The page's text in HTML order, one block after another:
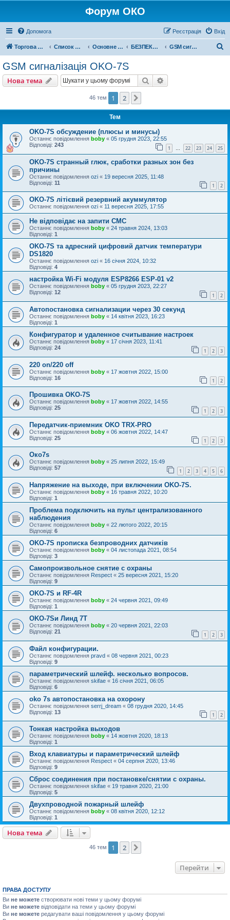
Форум ОКО
Допомога Вхід
Реєстрація
Торгова марка ОКО Список форумів Основне обладнання БЕЗПЕКА НЕРУХОМОСТІ GSM сигналізація OKO-7S
GSM сигналізація OKO-7S
Нова тема Пошук
46 тем 1 2
Тем
OKO-7S обсуждение (плюсы и минусы)
Останнє повідомлення boby « 05 грудня 2023, 22:55
Відповіді: 243 1 … 22 23 24 25
OKO-7S странный глюк, сработки разных зон без
причины
Останнє повідомлення ozi « 19 вересня 2025, 11:48
Відповіді: 11 1 2
OKO-7S літієвий резервний акуммулятор
Останнє повідомлення ozi « 11 вересня 2025, 17:55
Не відповідає на запити СМС
Останнє повідомлення boby « 24 травня 2024, 13:03
Відповіді: 1
OKO-7S та адресний цифровий датчик температури
DS1820
Останнє повідомлення ozi « 16 січня 2024, 10:32
Відповіді: 4
настройка Wi-Fi модуля ESP8266 ESP-01 v2
Останнє повідомлення boby « 05 грудня 2023, 22:27
Відповіді: 12 1 2
Автопостановка сигнализации через 30 секунд
Останнє повідомлення boby « 14 квітня 2023, 16:23
Відповіді: 1
Конфигуратор и удаленное считывание настроек
Останнє повідомлення boby « 17 січня 2023, 11:41
Відповіді: 24 1 2 3
220 on/220 off
Останнє повідомлення boby « 17 жовтня 2022, 15:00
Відповіді: 16 1 2
Прошивка OKO-7S
Останнє повідомлення boby « 17 жовтня 2022, 14:55
Відповіді: 25 1 2 3
Передатчик-приемник OKO TRX-PRO
Останнє повідомлення boby « 06 жовтня 2022, 14:47
Відповіді: 25 1 2 3
Око7s
Останнє повідомлення boby « 25 липня 2022, 15:49
Відповіді: 57 1 2 3 4 5 6
Напряжение на выходе, при включении OKO-7S.
Останнє повідомлення boby « 16 травня 2022, 10:20
Відповіді: 1
Проблема подключить на пульт централизованного
наблюдения
Останнє повідомлення boby « 22 лютого 2022, 20:15
Відповіді: 6
OKO-7S прописка безпроводних датчиків
Останнє повідомлення boby « 04 листопада 2021, 08:54
Відповіді: 3
Самопроизвольное снятие с охраны
Останнє повідомлення Respect « 25 вересня 2021, 15:20
Відповіді: 9
OKO-7S и RF-4R
Останнє повідомлення boby « 24 червня 2021, 09:49
Відповіді: 1
OKO-7Sи Линд 7Т
Останнє повідомлення boby « 20 червня 2021, 22:03
Відповіді: 21 1 2 3
Файл конфигурации.
Останнє повідомлення pravd « 08 червня 2021, 00:23
Відповіді: 9
параметрический шлейф. несколько вопросов.
Останнє повідомлення skifae « 16 січня 2021, 06:05
Відповіді: 6
oko 7s автопостановка на охорону
Останнє повідомлення serrj_dream « 08 грудня 2020, 14:45
Відповіді: 13 1 2
Тонкая настройка выходов
Останнє повідомлення boby « 14 жовтня 2020, 18:13
Відповіді: 1
Вход клавиатуры и параметрический шлейф
Останнє повідомлення Respect « 04 серпня 2020, 13:46
Відповіді: 9
Сброс соединения при постановке/снятии с охраны.
Останнє повідомлення skifae « 19 травня 2020, 21:00
Відповіді: 5
Двухпроводной пожарный шлейф
Останнє повідомлення boby « 08 квітня 2020, 12:12
Відповіді: 1
Нова тема
46 тем 1 2
Перейти
ПРАВА ДОСТУПУ
Ви не можете створювати нові теми у цьому форумі
Ви не можете відповідати на теми у цьому форумі
Ви не можете редагувати ваші повідомлення у цьому форумі